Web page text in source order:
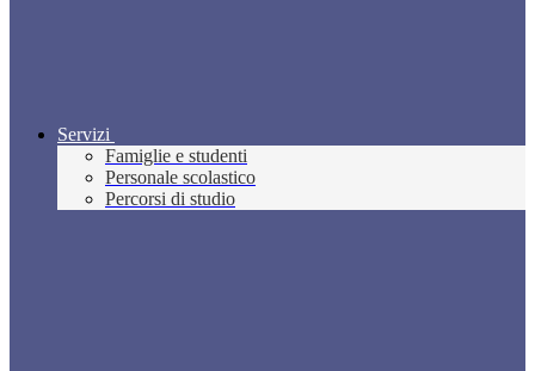
Servizi
Famiglie e studenti
Personale scolastico
Percorsi di studio